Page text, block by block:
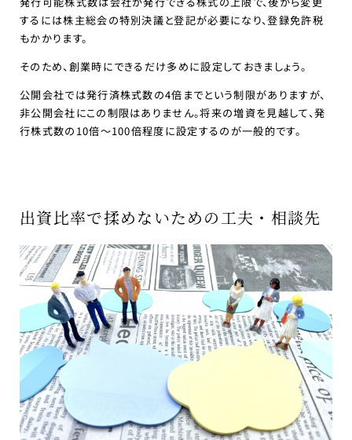
するには株主総会の特別決議と登記が必要になり、登録免許税
もかかります。
そのため、創業時にできるだけ多めに設定しておきましょう。
公開会社では発行済株式数の4倍までという制限がありますが、
非公開会社にこの制限はありません。将来の増資を見越して、発
行株式数の10倍〜100倍程度に設定するのが一般的です。
出資比率で揉めないための工夫・相談先